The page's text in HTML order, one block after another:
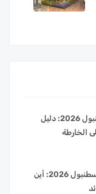
مشاريع البناء الجارية في إسطنبول 2026: دليل
الخارطة
مناطق الاستثمار السكني في إسطنبول 2026: أين